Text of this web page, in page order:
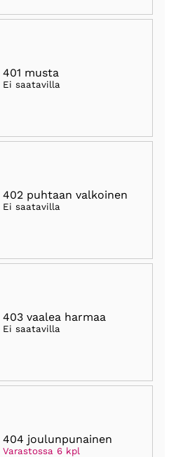
401 musta
Ei saatavilla
402 puhtaan valkoinen
Ei saatavilla
403 vaalea harmaa
Ei saatavilla
404 joulunpunainen
Varastossa 6 kpl